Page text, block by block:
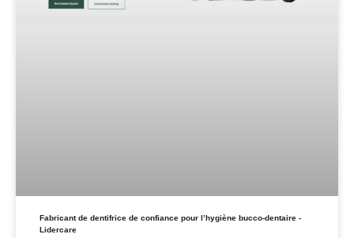
Fabricant de dentifrice de confiance pour l’hygiène bucco-dentaire -
Lidercare